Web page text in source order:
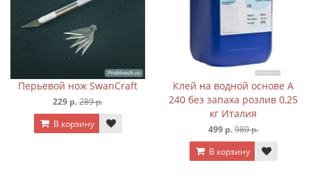
Перьевой нож SwanCraft
229 р.289 р.
В корзину
Клей на водной основе A
240 без запаха розлив 0,25
кг Италия
499 р.980 р.
В корзину